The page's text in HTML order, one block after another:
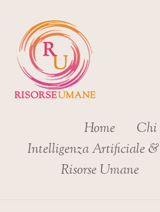
Home
Chi
Intelligenza Artificiale &
Risorse Umane